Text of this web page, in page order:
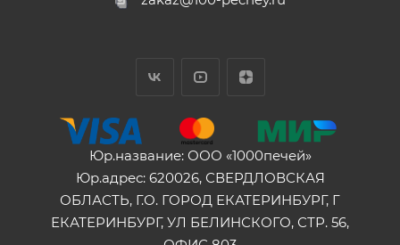
Юр.название: ООО «1000печей»
Юр.адрес: 620026, СВЕРДЛОВСКАЯ
ОБЛАСТЬ, Г.О. ГОРОД ЕКАТЕРИНБУРГ, Г
ЕКАТЕРИНБУРГ, УЛ БЕЛИНСКОГО, СТР. 56,